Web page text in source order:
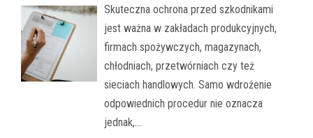
Skuteczna ochrona przed szkodnikami
jest ważna w zakładach produkcyjnych,
firmach spożywczych, magazynach,
chłodniach, przetwórniach czy też
sieciach handlowych. Samo wdrożenie
odpowiednich procedur nie oznacza
jednak,…